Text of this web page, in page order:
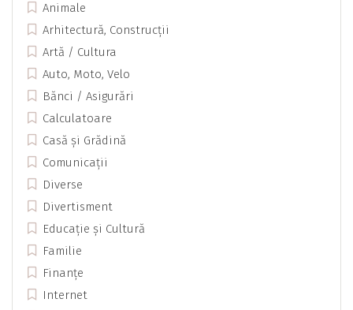
Animale
Arhitectură, Construcții
Artă / Cultura
Auto, Moto, Velo
Bănci / Asigurări
Calculatoare
Casă și Grădină
Comunicații
Diverse
Divertisment
Educație și Cultură
Familie
Finanțe
Internet